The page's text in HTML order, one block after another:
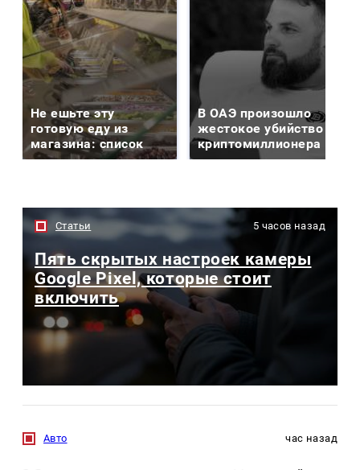
Не ешьте эту
готовую еду из
магазина: список
В ОАЭ произошло
жестокое убийство
криптомиллионера
Статьи 5 часов назад
Пять скрытых настроек камеры
Google Pixel, которые стоит
включить
Авто час назад